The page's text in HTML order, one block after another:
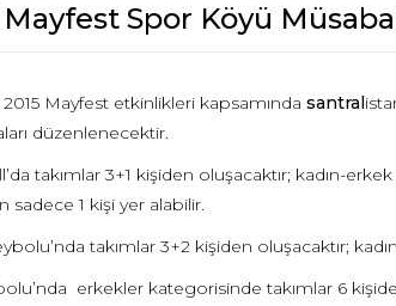
Mayfest Spor Köyü
2015 Mayfest etkinlikleri kapsamında santral
düzenlenecektir.
takımlar 3+1 kişiden oluşacaktır; kadın-
sadece 1 kişi yer alabilir.
takımlar 3+2 kişiden oluşacaktır;
erkekler kategorisinde takımlar 6